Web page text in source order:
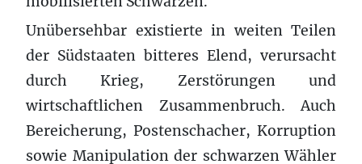
Unübersehbar existierte in weiten Teilen
der Südstaaten bitteres Elend, verursacht
durch Krieg, Zerstörungen und
wirtschaftlichen Zusammenbruch. Auch
Bereicherung, Postenschacher, Korruption
sowie Manipulation der schwarzen Wähler